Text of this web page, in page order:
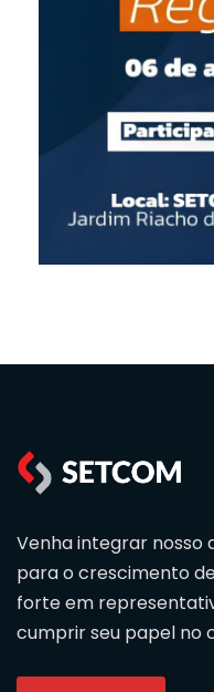
Venha integrar nosso
para o crescimento
forte em
cumprir seu papel no